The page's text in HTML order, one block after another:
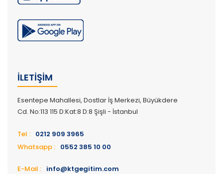
İLETIŞIM
Esentepe Mahallesi, Dostlar İş Merkezi, Büyükdere
Cd. No:113 115 D:Kat:8 D:8 Şişli - İstanbul
Tel : 0212 909 3965
Whatsapp : 0552 385 10 00
E-Mail : info@ktgegitim.com